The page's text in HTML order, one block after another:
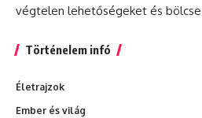
végtelen lehetőségeket és
Történelem infó
Életrajzok
Ember és világ